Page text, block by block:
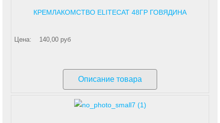
КРЕМЛАКОМСТВО ELITECAT 48ГР ГОВЯДИНА
Цена: 140,00 руб
Описание товара